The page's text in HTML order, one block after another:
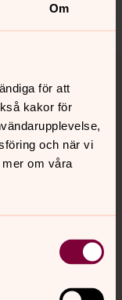
Om
för att
kakor för
och när vi
om våra